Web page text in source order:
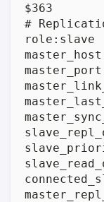
$363
#
role:slave